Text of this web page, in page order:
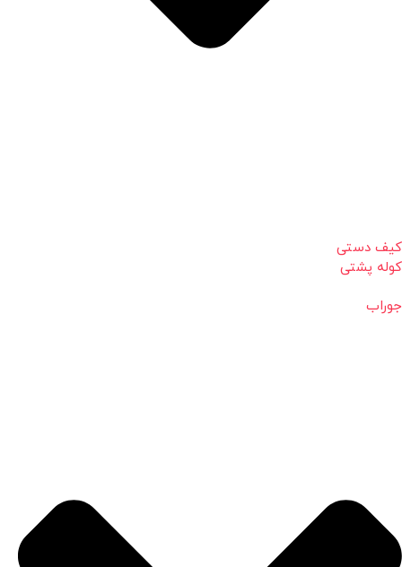
کیف دستی
کوله پشتی
جوراب